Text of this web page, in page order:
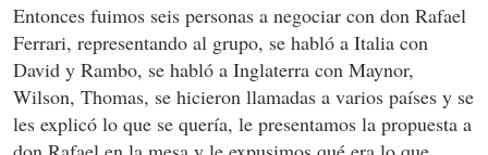
Entonces fuimos seis personas a negociar con don Rafael
Ferrari, representando al grupo, se habló a Italia con
David y Rambo, se habló a Inglaterra con Maynor,
Wilson, Thomas, se hicieron llamadas a varios países y se
les explicó lo que se quería, le presentamos la propuesta a